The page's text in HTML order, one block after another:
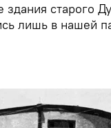
здания старого
лишь в нашей